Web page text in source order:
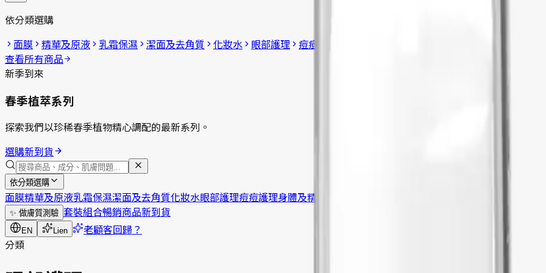
依分類選購
面膜 精華及原液 乳霜保濕 潔面及去角質 化妝水 眼部護理 痘痘護理
查看所有商品
新季到來
春季植萃系列
探索我們以珍稀春季植物精心調配的最新系列。
選購新到貨
依分類選購
面膜精華及原液乳霜保濕潔面及去角質化妝水眼部護理痘痘護理身體及精油護理
✨ 做膚質測驗 套裝組合暢銷商品新到貨
EN Lien
老顧客回歸？
分類